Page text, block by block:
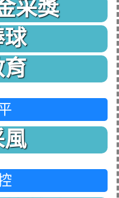
采獎
球
育
風